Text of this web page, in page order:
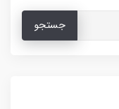
جستجو